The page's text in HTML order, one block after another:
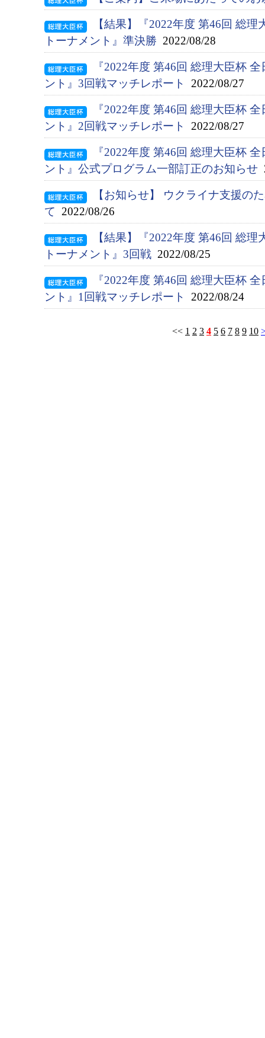
【結果】『2022年度 第46回 総
トーナメント』準決勝 2022/08/28
『2022年度 第46回 総理大臣杯
ント』3回戦マッチレポート
2022/08/27
『2022年度 第46回 総理大臣杯
ント』2回戦マッチレポート
2022/08/27
『2022年度 第46回 総理大臣杯
ント』公式プログラム一部訂正のお知らせ
【お知らせ】 ウクライナ支援の
て 2022/08/26
【結果】『2022年度 第46回 総
トーナメント』3回戦 2022/08/25
『2022年度 第46回 総理大臣杯
ント』1回戦マッチレポート
2022/08/24
<< 1 2 3 4 5 6 7 8 9 10